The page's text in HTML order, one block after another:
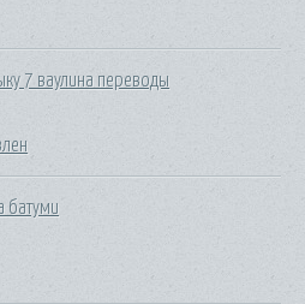
7 ваулина переводы
батуми